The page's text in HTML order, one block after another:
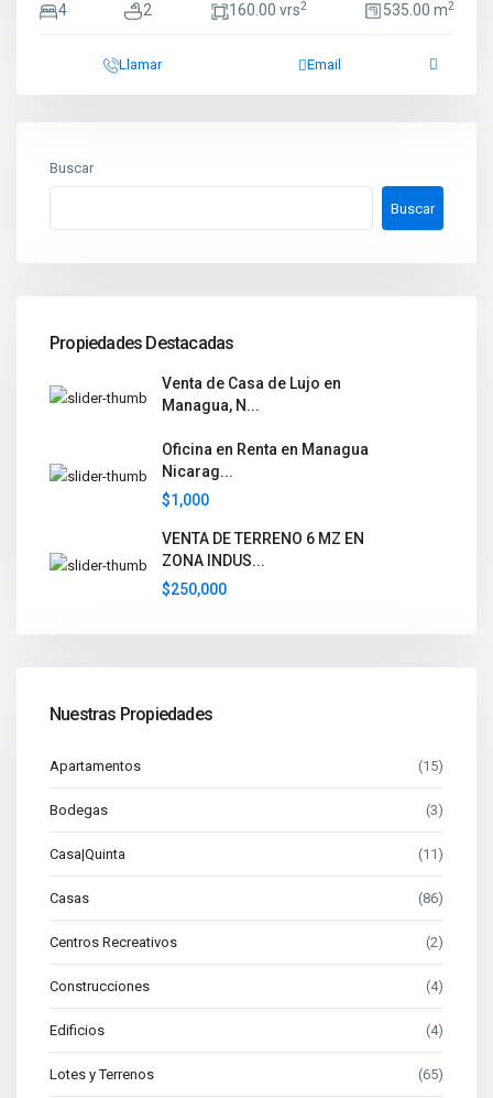
4 2 160.00 vrs2 535.00 m2
Llamar Email
Buscar
Buscar
Propiedades Destacadas
Venta de Casa de Lujo en
Managua, N...
Oficina en Renta en Managua
Nicarag...
$1,000
VENTA DE TERRENO 6 MZ EN
ZONA INDUS...
$250,000
Nuestras Propiedades
Apartamentos (15)
Bodegas (3)
Casa|Quinta (11)
Casas (86)
Centros Recreativos (2)
Construcciones (4)
Edificios (4)
Lotes y Terrenos (65)